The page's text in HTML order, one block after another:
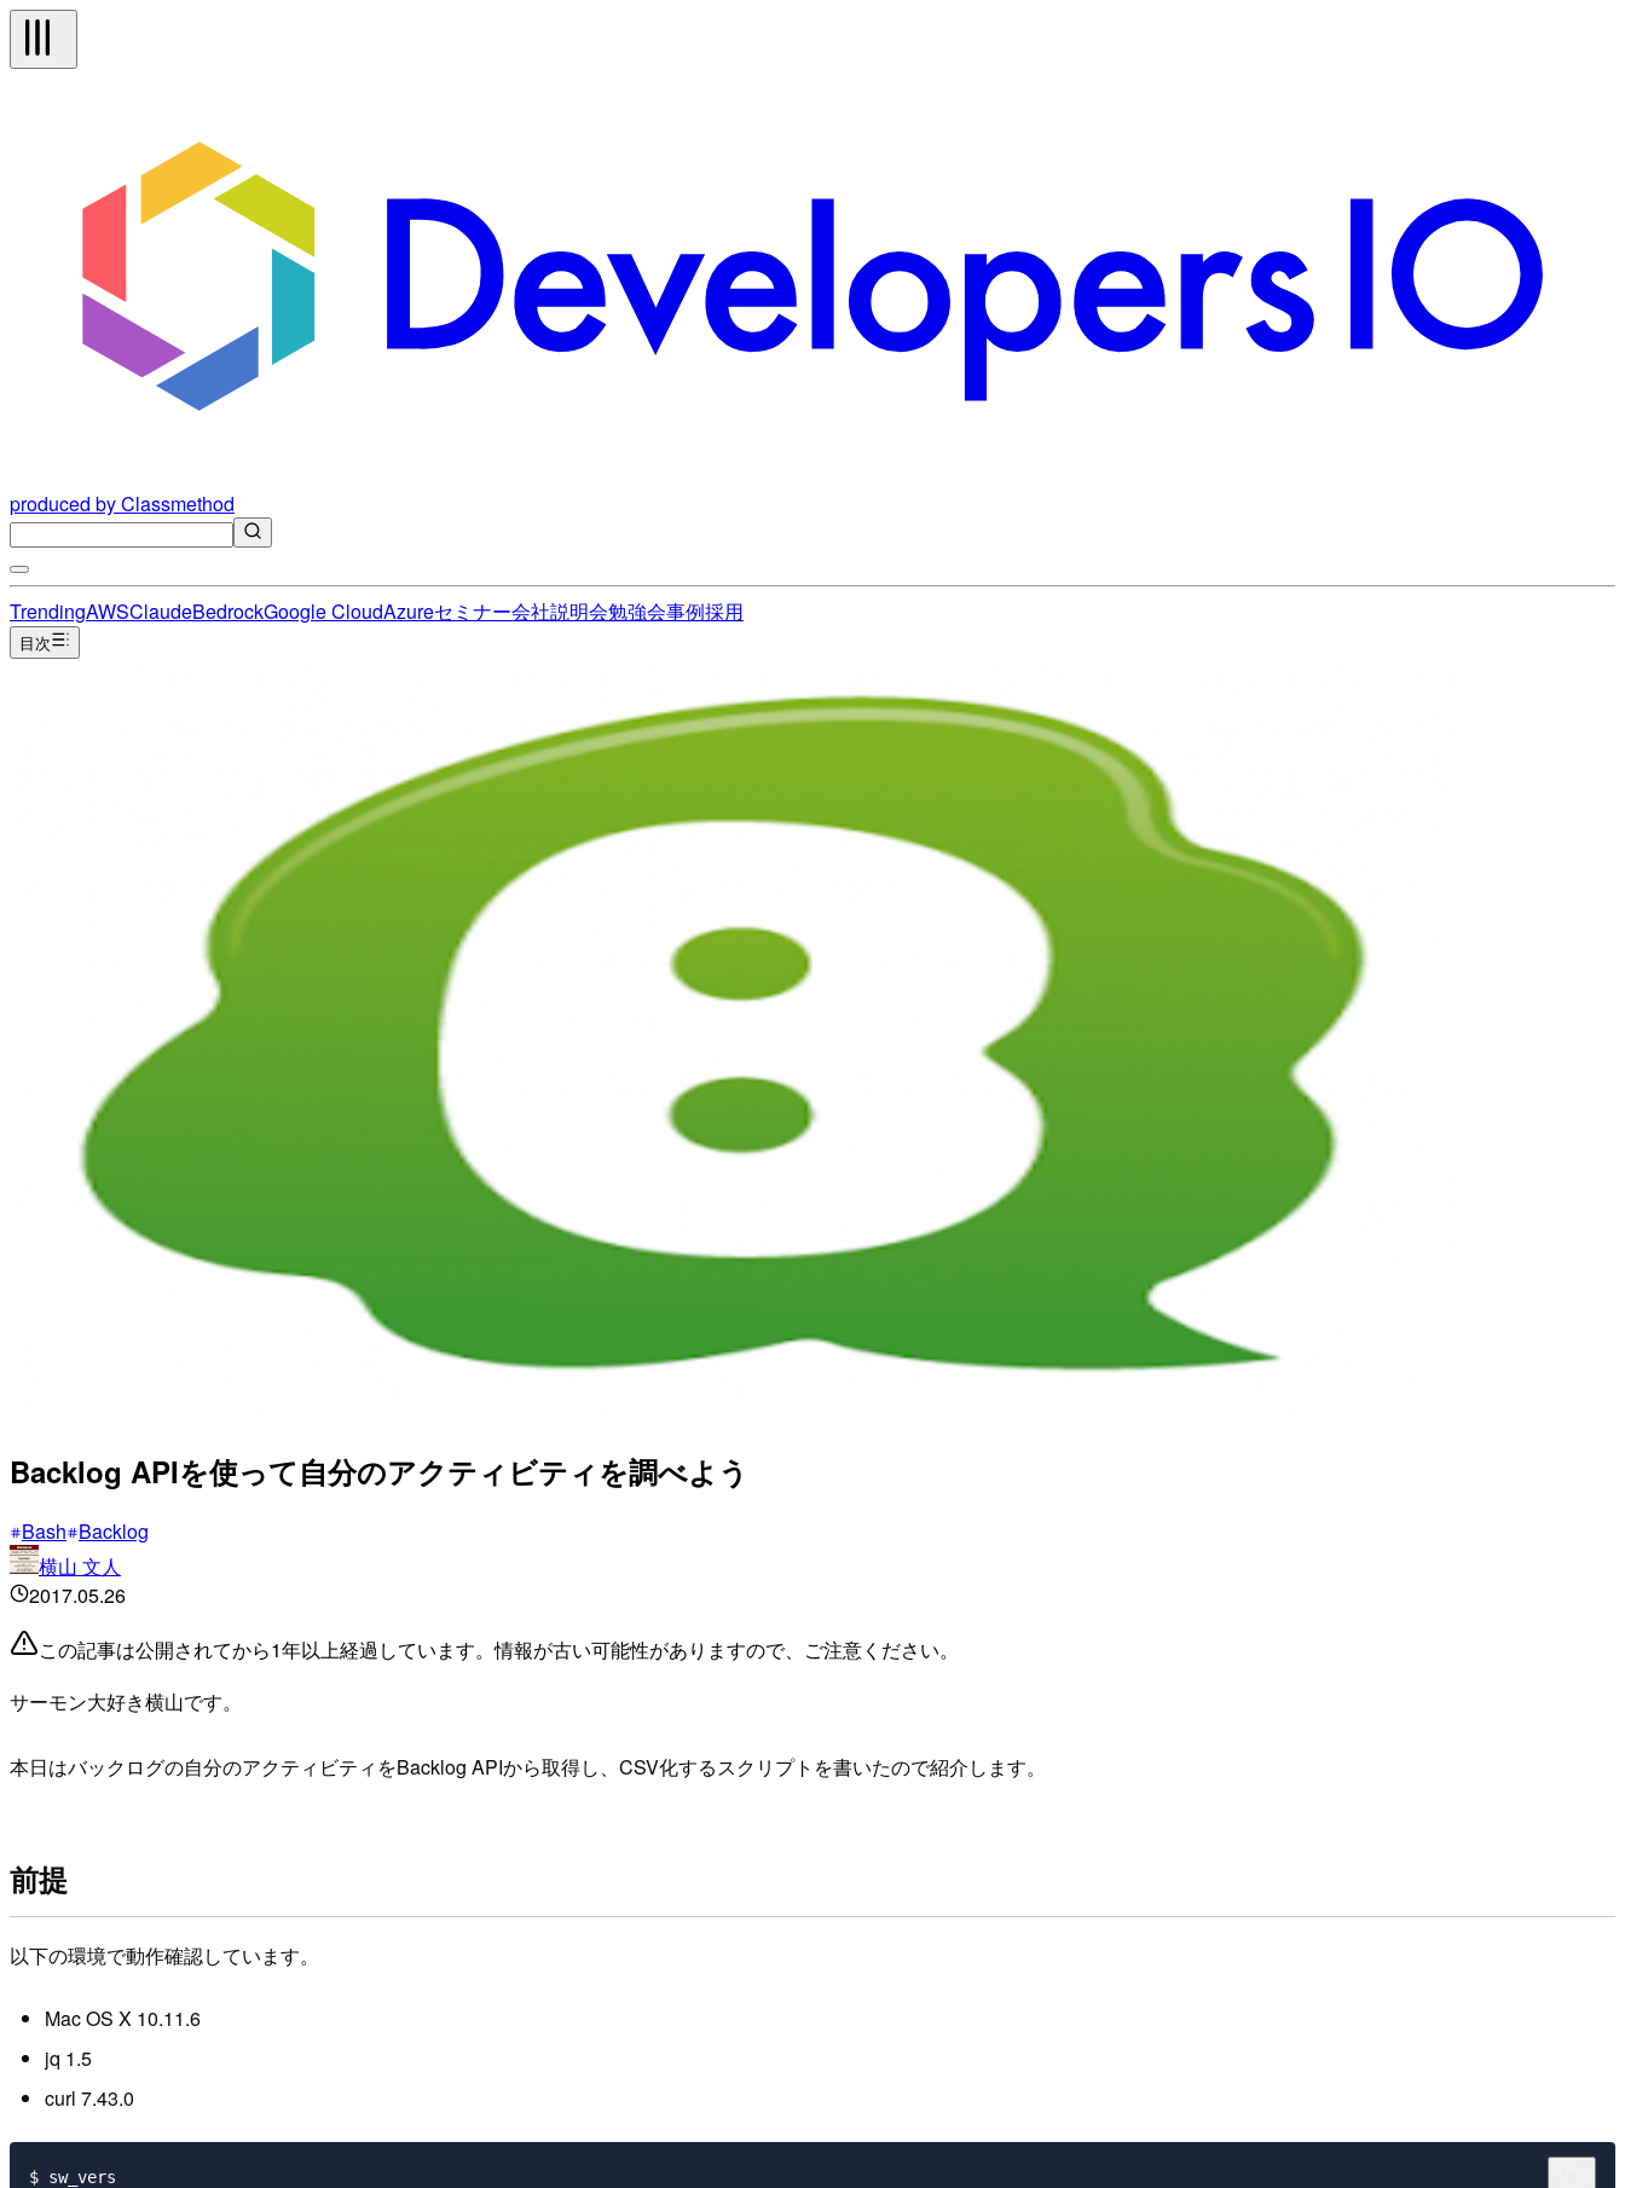
produced by Classmethod
TrendingAWSClaudeBedrockGoogle CloudAzureセミナー会社説明会勉強会事例採用
目次
Backlog APIを使って自分のアクティビティを調べよう
Bash Backlog
横山 文人
2017.05.26
この記事は公開されてから1年以上経過しています。情報が古い可能性がありますので、ご注意ください。
サーモン大好き横山です。
本日はバックログの自分のアクティビティをBacklog APIから取得し、CSV化するスクリプトを書いたので紹介します。
前提
以下の環境で動作確認しています。
Mac OS X 10.11.6
jq 1.5
curl 7.43.0
$ sw_vers